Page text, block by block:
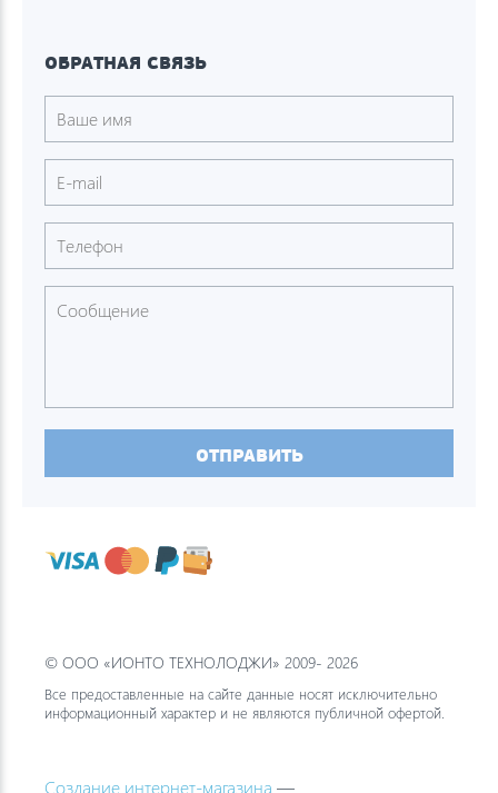
ОБРАТНАЯ СВЯЗЬ
ОТПРАВИТЬ
© ООО «ИОНТО ТЕХНОЛОДЖИ» 2009- 2026
Все предоставленные на сайте данные носят исключительно
информационный характер и не являются публичной офертой.
Создание интернет-магазина —